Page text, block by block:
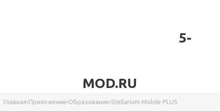
5-
MOD.RU
Главная›Приложение›Образование›Stellarium Mobile PLUS